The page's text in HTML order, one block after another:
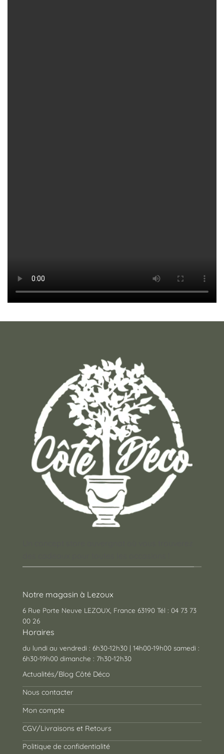
Notre magasin à Lezoux
6 Rue Porte Neuve LEZOUX, France 63190 Tél : 04 73 73
00 26
Horaires
du lundi au vendredi : 6h30-12h30 | 14h00-19h00 samedi :
6h30-19h00 dimanche : 7h30-12h30
Actualités/Blog Côté Déco
Nous contacter
Mon compte
CGV/Livraisons et Retours
Politique de confidentialité